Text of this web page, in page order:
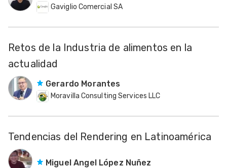
Gaviglio Comercial SA
Retos de la Industria de alimentos en la
actualidad
Gerardo Morantes
Moravilla Consulting Services LLC
Tendencias del Rendering en Latinoamérica
Miguel Angel López Nuñez